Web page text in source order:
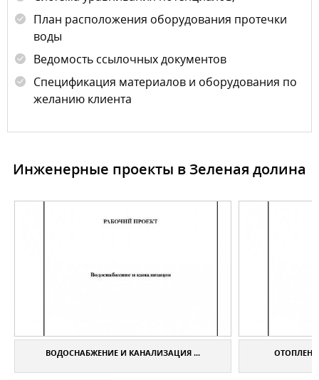
План расположения оборудования протечки
воды
Ведомость ссылочных документов
Спецификация материалов и оборудования по
желанию клиента
Инженерные проекты в Зеленая долина
ВОДОСНАБЖЕНИЕ И КАНАЛИЗАЦИЯ ...